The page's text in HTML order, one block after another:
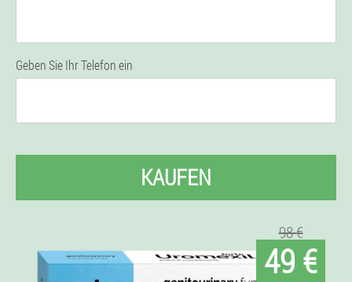
Geben Sie Ihr Telefon ein
KAUFEN
98 €
49 €